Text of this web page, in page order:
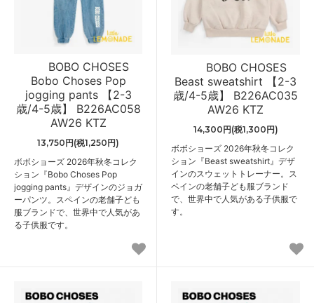
BOBO CHOSES
Bobo Choses Pop
jogging pants 【2-3
歳/4-5歳】 B226AC058
AW26 KTZ
13,750円(税1,250円)
ボボショーズ 2026年秋冬コレク
ション『Bobo Choses Pop
jogging pants』デザインのジョガ
ーパンツ。スペインの老舗子ども
服ブランドで、世界中で人気があ
る子供服です。
BOBO CHOSES
Beast sweatshirt 【2-3
歳/4-5歳】 B226AC035
AW26 KTZ
14,300円(税1,300円)
ボボショーズ 2026年秋冬コレク
ション『Beast sweatshirt』デザ
インのスウェットトレーナー。ス
ペインの老舗子ども服ブランド
で、世界中で人気がある子供服で
す。